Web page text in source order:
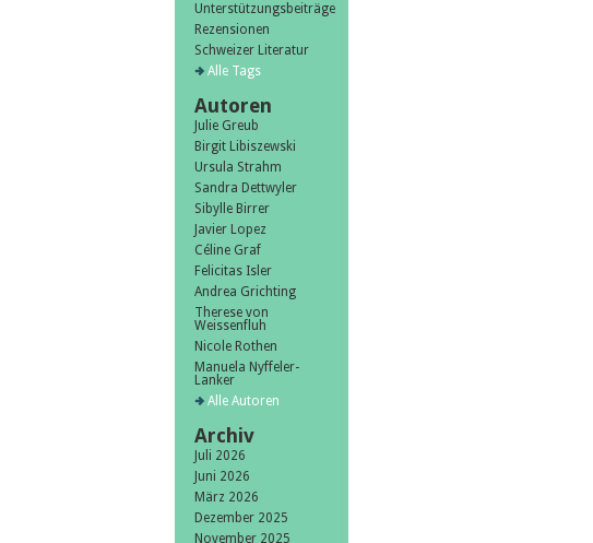
Unterstützungsbeiträge
Rezensionen
Schweizer Literatur
Alle Tags
Autoren
Julie Greub
Birgit Libiszewski
Ursula Strahm
Sandra Dettwyler
Sibylle Birrer
Javier Lopez
Céline Graf
Felicitas Isler
Andrea Grichting
Therese von
Weissenfluh
Nicole Rothen
Manuela Nyffeler-
Lanker
Alle Autoren
Archiv
Juli 2026
Juni 2026
März 2026
Dezember 2025
November 2025